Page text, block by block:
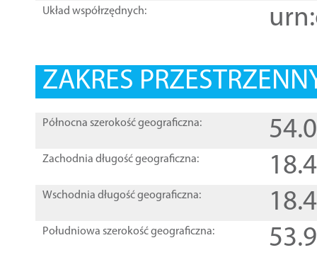
Układ współrzędnych:
ZAKRES
Północna szerokość geograficzna:
Zachodnia długość geograficzna:
Wschodnia długość geograficzna:
Południowa szerokość geograficzna: